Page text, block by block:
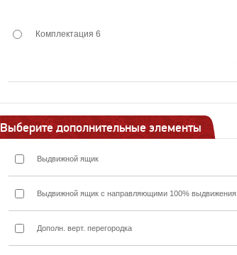
Комплектация 6
Выберите дополнительные элементы
Выдвижной ящик
Выдвижной ящик с направляющими 100% выдвижения
Дополн. верт. перегородка